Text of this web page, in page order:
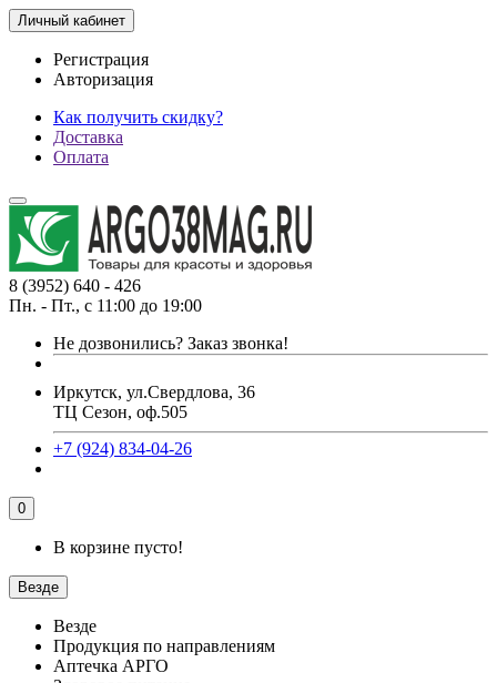
Личный кабинет
Регистрация
Авторизация
Как получить скидку?
Доставка
Оплата
8 (3952) 640 - 426
Пн. - Пт., с 11:00 до 19:00
Не дозвонились? Заказ звонка!
Иркутск, ул.Свердлова, 36
ТЦ Сезон, оф.505
+7 (924) 834-04-26
0
В корзине пусто!
Везде
Везде
Продукция по направлениям
Аптечка АРГО